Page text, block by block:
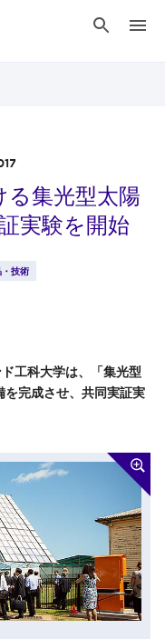
集光型太陽
実験を開始
技術
工科大学は、「集光型
完成させ、共同実証実